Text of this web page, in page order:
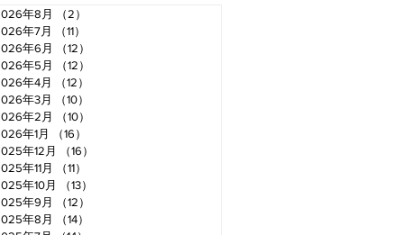
年8月 （2）
年7月
（11）
年6月
（12）
年5月
（12）
年4月
（12）
年3月
（10）
年2月
（10）
年1月
（16）
年12月
（16）
年11月
（11）
年10月
（13）
年9月
（12）
年8月
（14）